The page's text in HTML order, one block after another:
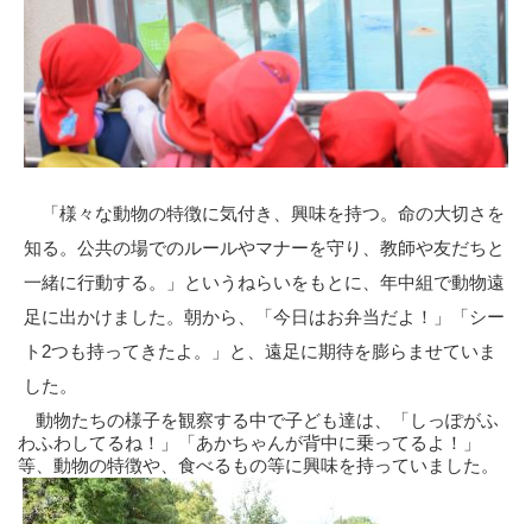
「様々な動物の特徴に気付き、興味を持つ。命の大切さを
知る。公共の場でのルールやマナーを守り、教師や友だちと
一緒に行動する。」というねらいをもとに、年中組で動物遠
足に出かけました。朝から、「今日はお弁当だよ！」「シー
ト2つも持ってきたよ。」と、遠足に期待を膨らませていま
した。
動物たちの様子を観察する中で子ども達は、「しっぽがふ
わふわしてるね！」「あかちゃんが背中に乗ってるよ！」
等、動物の特徴や、食べるもの等に興味を持っていました。